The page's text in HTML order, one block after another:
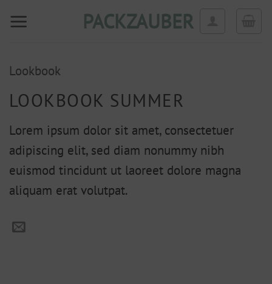
Inhalt
PACKZAUBER
Lookbook
LOOKBOOK SUMMER
Lorem ipsum dolor sit amet, consectetuer
adipiscing elit, sed diam nonummy nibh
euismod tincidunt ut laoreet dolore magna
aliquam erat volutpat.